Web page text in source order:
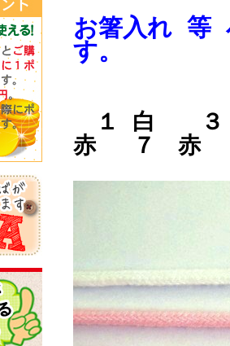
お箸入れ 等
す。
１ 白 ３
赤 ７ 赤